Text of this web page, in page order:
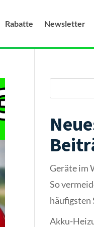
Rabatte Newsletter
Geräte im
So
Akku-